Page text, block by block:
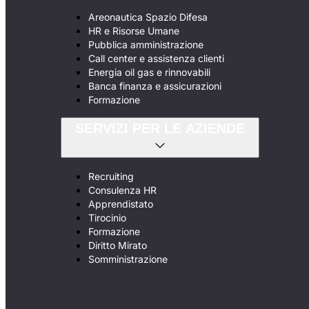
Areonautica Spazio Difesa
HR e Risorse Umane
Pubblica amministrazione
Call center e assistenza clienti
Energia oil gas e rinnovabili
Banca finanza e assicurazioni
Formazione
Recruiting
Consulenza HR
Apprendistato
Tirocinio
Formazione
Diritto Mirato
Somministrazione